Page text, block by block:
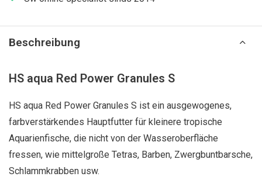
Beschreibung
HS aqua Red Power Granules S
HS aqua Red Power Granules S ist ein ausgewogenes,
farbverstärkendes Hauptfutter für kleinere tropische
Aquarienfische, die nicht von der Wasseroberfläche
fressen, wie mittelgroße Tetras, Barben, Zwergbuntbarsche,
Schlammkrabben usw.